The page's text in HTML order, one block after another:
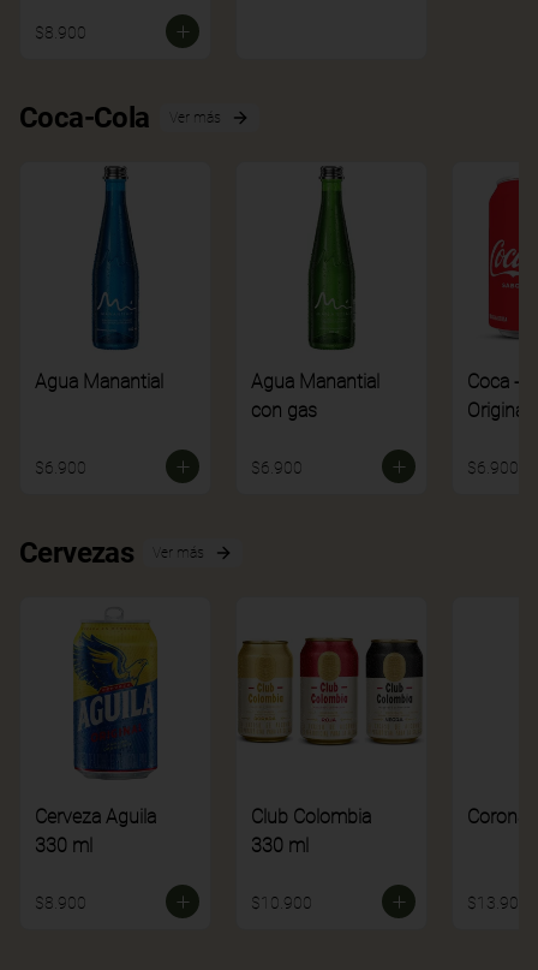
$8.900
Coca-Cola Ver más
Agua Manantial
$6.900
Agua Manantial
con gas
$6.900
Coca -
Original
$6.900
Cervezas Ver más
Cerveza Aguila
330 ml
$8.900
Club Colombia
330 ml
$10.900
Corona
$13.900